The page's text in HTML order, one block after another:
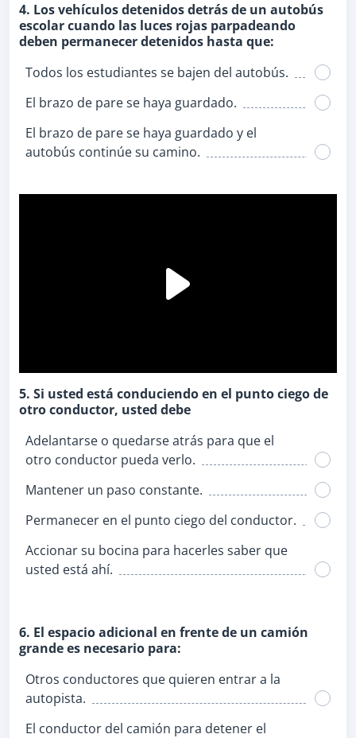
4. Los vehículos detenidos detrás de un autobús
escolar cuando las luces rojas parpadeando
deben permanecer detenidos hasta que:
Todos los estudiantes se bajen del autobús.
El brazo de pare se haya guardado.
El brazo de pare se haya guardado y el
autobús continúe su camino.
5. Si usted está conduciendo en el punto ciego de
otro conductor, usted debe
Adelantarse o quedarse atrás para que el
otro conductor pueda verlo.
Mantener un paso constante.
Permanecer en el punto ciego del conductor.
Accionar su bocina para hacerles saber que
usted está ahí.
6. El espacio adicional en frente de un camión
grande es necesario para:
Otros conductores que quieren entrar a la
autopista.
El conductor del camión para detener el